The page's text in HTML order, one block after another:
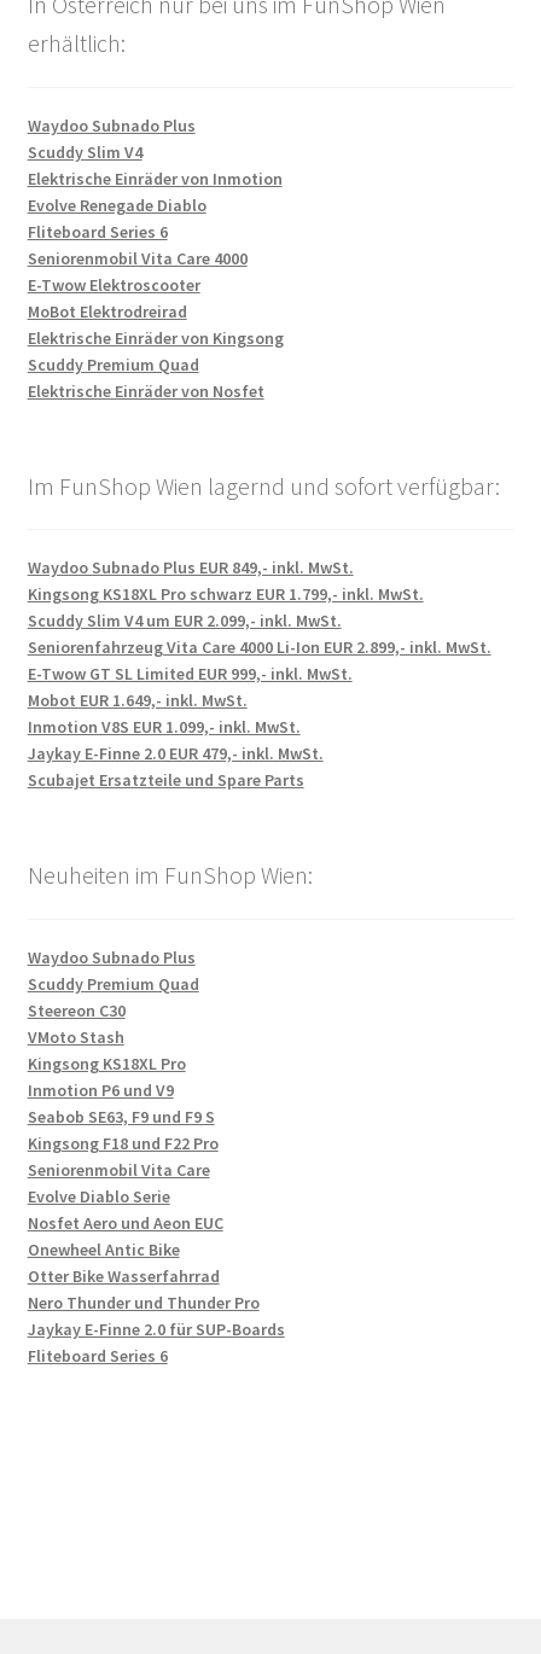
erhältlich:
Waydoo Subnado Plus
Scuddy Slim V4
Elektrische Einräder von Inmotion
Evolve Renegade Diablo
Fliteboard Series 6
Seniorenmobil Vita Care 4000
E-Twow Elektroscooter
MoBot Elektrodreirad
Elektrische Einräder von Kingsong
Scuddy Premium Quad
Elektrische Einräder von Nosfet
Im FunShop Wien lagernd und sofort verfügbar:
Waydoo Subnado Plus EUR 849,- inkl. MwSt.
Kingsong KS18XL Pro schwarz EUR 1.799,- inkl. MwSt.
Scuddy Slim V4 um EUR 2.099,- inkl. MwSt.
Seniorenfahrzeug Vita Care 4000 Li-Ion EUR 2.899,- inkl. MwSt.
E-Twow GT SL Limited EUR 999,- inkl. MwSt.
Mobot EUR 1.649,- inkl. MwSt.
Inmotion V8S EUR 1.099,- inkl. MwSt.
Jaykay E-Finne 2.0 EUR 479,- inkl. MwSt.
Scubajet Ersatzteile und Spare Parts
Neuheiten im FunShop Wien:
Waydoo Subnado Plus
Scuddy Premium Quad
Steereon C30
VMoto Stash
Kingsong KS18XL Pro
Inmotion P6 und V9
Seabob SE63, F9 und F9 S
Kingsong F18 und F22 Pro
Seniorenmobil Vita Care
Evolve Diablo Serie
Nosfet Aero und Aeon EUC
Onewheel Antic Bike
Otter Bike Wasserfahrrad
Nero Thunder und Thunder Pro
Jaykay E-Finne 2.0 für SUP-Boards
Fliteboard Series 6